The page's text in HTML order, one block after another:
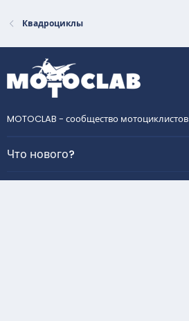
Квадроциклы
MOTOCLAB - сообщество мотоциклистов
Что нового?